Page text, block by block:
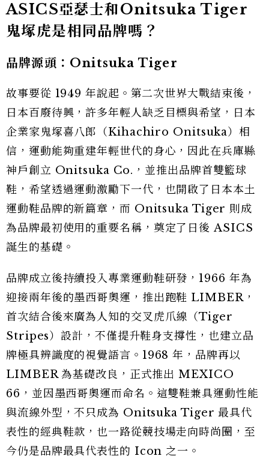
ASICS亞瑟士和Onitsuka Tiger
鬼塚虎是相同品牌嗎？
品牌源頭：Onitsuka Tiger
故事要從 1949 年說起。第二次世界大戰結束後，
日本百廢待興，許多年輕人缺乏目標與希望，日本
企業家鬼塚喜八郎（Kihachiro Onitsuka）相
信，運動能夠重建年輕世代的身心，因此在兵庫縣
神戶創立 Onitsuka Co.，並推出品牌首雙籃球
鞋，希望透過運動激勵下一代，也開啟了日本本土
運動鞋品牌的新篇章，而 Onitsuka Tiger 則成
為品牌最初使用的重要名稱，奠定了日後 ASICS
誕生的基礎。
品牌成立後持續投入專業運動鞋研發，1966 年為
迎接兩年後的墨西哥奧運，推出跑鞋 LIMBER，
首次結合後來廣為人知的交叉虎爪線（Tiger
Stripes）設計，不僅提升鞋身支撐性，也建立品
牌極具辨識度的視覺語言。1968 年，品牌再以
LIMBER 為基礎改良，正式推出 MEXICO
66，並因墨西哥奧運而命名。這雙鞋兼具運動性能
與流線外型，不只成為 Onitsuka Tiger 最具代
表性的經典鞋款，也一路從競技場走向時尚圈，至
今仍是品牌最具代表性的 Icon 之一。